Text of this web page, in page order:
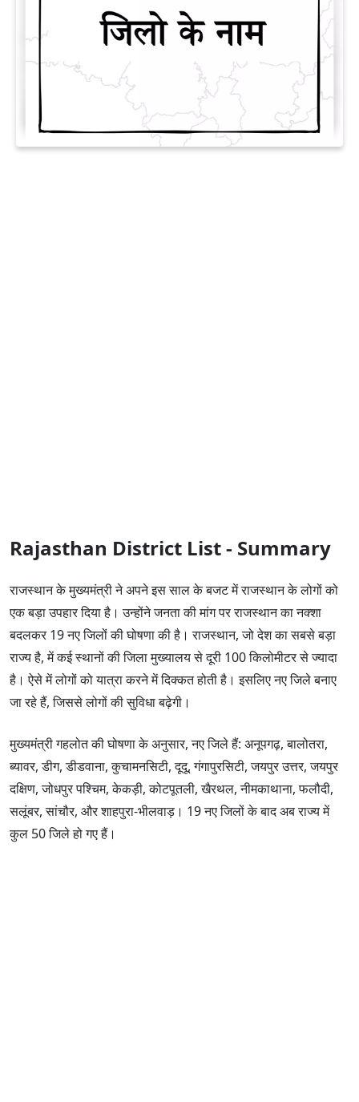
Rajasthan District List - Summary
राजस्थान के मुख्यमंत्री ने अपने इस साल के बजट में राजस्थान के लोगों को
एक बड़ा उपहार दिया है। उन्होंने जनता की मांग पर राजस्थान का नक्शा
बदलकर 19 नए जिलों की घोषणा की है। राजस्थान, जो देश का सबसे बड़ा
राज्य है, में कई स्थानों की जिला मुख्यालय से दूरी 100 किलोमीटर से ज्यादा
है। ऐसे में लोगों को यात्रा करने में दिक्कत होती है। इसलिए नए जिले बनाए
जा रहे हैं, जिससे लोगों की सुविधा बढ़ेगी।
मुख्यमंत्री गहलोत की घोषणा के अनुसार, नए जिले हैं: अनूपगढ़, बालोतरा,
ब्यावर, डीग, डीडवाना, कुचामनसिटी, दूदू, गंगापुरसिटी, जयपुर उत्तर, जयपुर
दक्षिण, जोधपुर पश्चिम, केकड़ी, कोटपूतली, खैरथल, नीमकाथाना, फलौदी,
सलूंबर, सांचौर, और शाहपुरा-भीलवाड़। 19 नए जिलों के बाद अब राज्य में
कुल 50 जिले हो गए हैं।